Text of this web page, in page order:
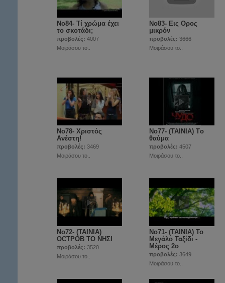
Νο84- Τί χρώμα έχει
το σκοτάδι;
προβολές: 4007
Μοιράσου το..
Νο83- Εις Ορος
μικρόν
προβολές: 3666
Μοιράσου το..
Νο78- Χριστός
Ανέστη!
προβολές: 3469
Μοιράσου το..
Νο77- (ΤΑΙΝΙΑ) Tο
θαύμα
προβολές: 4507
Μοιράσου το..
Νο72- (ΤΑΙΝΙΑ)
OCTPOB ΤΟ ΝΗΣΙ
προβολές: 3520
Μοιράσου το..
Νο71- (ΤΑΙΝΙΑ) Το
Μεγάλο Ταξίδι -
Μέρος 2ο
προβολές: 3649
Μοιράσου το..